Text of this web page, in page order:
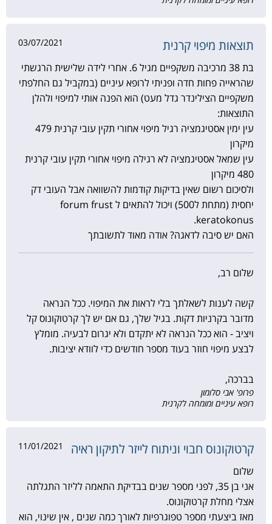
תוצאות מיפוי קרנית 03/07/2021
בת 38 מרכיבה משקפיים מגיל 6. אחרי לידה שלישית הרגשתי
שהראייה פחות חדה ופניתי לרופא עיניים (במקביל גם החלפתי
משקפיים הצילינדר גדל מעט) הוא הפנה אותי למיפוי ולהלן
התוצאות:
עין ימין אסטיגמציה רגיל מיפוי אחורי תקין עובי קרנית 479
מיקרון
עין שמאל אסטיגמציה לא רגילה מיפוי אחורי תקין עובי קרנית
480 מיקרון
ולסיכום רשום שאין בדיקות קודמות להשוואה אבל העובי דק
יחסית (מתחת ל500) ויכול להתאים ל forum frust
keratokonus.
האם יש סיבה לדאגה? אודה מאוד לתשובתך
שלום רב,
קשה לענות לשאלתך בלי לראות את המיפוי. ככל הנראה
מדובר בקרניות דקות. בגיל שלך, גם אם יש לך קרטוקונוס קל
ויציב - הוא ככל הנראה לא יתקדם ולא יגרום לבעיה. מומלץ
לבצע מיפוי חוזר בעוד מספר חודשים כדי לוודא יציבות.
בברכה,
פרופ' אבי סלומון
רופא עיניים ומומחה לקרנית
קרטוקונוס חבוי וניתוח לייזר לתיקון ראיה 11/01/2021
שלום
אני בן 35, לפני מספר שנים בבדיקת התאמה לליזר התגלתה
אצלי מחלת קרטוקונוס.
מאז ביצעתי מספר טפוגרפיות לאורך כמה שנים , אין שינוי, הוא